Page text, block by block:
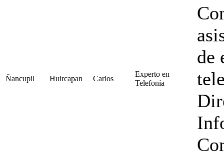
Ñancupil Huircapan Carlos
Experto en
Telefonía
de